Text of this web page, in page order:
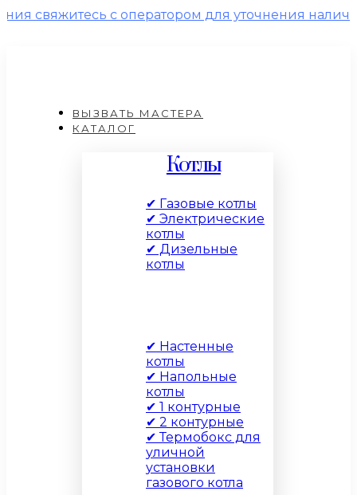
с оператором для уточнения наличия и
ВЫЗВАТЬ МАСТЕРА
КАТАЛОГ
Котлы
✔ Газовые котлы
✔ Электрические
котлы
✔ Дизельные
котлы
✔ Настенные
котлы
✔ Напольные
котлы
✔ 1 контурные
✔ 2 контурные
✔ Термобокс для
уличной
установки
газового котла